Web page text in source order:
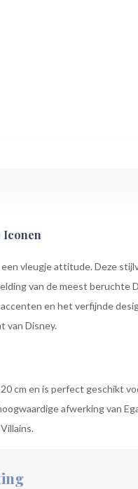
Iconen
vleugje attitude. Deze
van de meest beruchte
en het verfijnde
van Disney.
cm en is perfect geschikt
afwerking van